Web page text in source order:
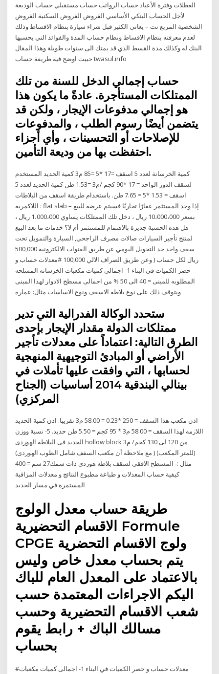
العطلات وفترة الأعياد حساب الرواتب حساب مستقبلي حساب الوديعة
لأجل الحساب البنكي الأساسي القروض القروض السكنية القروض
الشخصية المربع نت – يعاني الكثير قبل شراء سيارة بنظام الاقساط وذلك
لعدم معرفته بنظام الاقساط ونظام حساب المدة والفوائد التي يحسبها
البنك له وكذلك مدة القسط الذي قد يمتك الى سنوات طويلة وهذا المقال
حبيت اوضح فيه طريقة حساب twasul.info
حساب إجمالي الدخل للسنة من تلك
الممتلكات المستأجرة. عادةً ما يكون هذا
هو إجمالي مدفوعات الإيجار ، ولكن قد
يتضمن أيضًا رسوم الطلب ، والمدفوعات
للإصلاحات أو التحسينات ، وأي أجزاء
احتفظت بها من وديعة التأمين.
كمية الخرسانة لعدد 5 اسقف =17 *5 =85 م3 كمية الحديد المستخدم
لسقف الدور الواحد = 17 *90 كجم /م3 =1.53 طن كمية الحديد لعدد 5
اسقف = 1.53 *5 = 7.65 طن. باستخدام طريقة اسقف من البلاطات
اللاكمرية : flat slab – إذا وجد المستثمر عقارًا تجاريًا فسيتم عرضه للبيع
بسعر 10،000،000 ريال ، دخل تلك الممتلكات يساوي 1،000،000 ريال ،
هل هذه الحسبة جديرة بالاهتمام للمستثمر أم لا؟ خدمات ما بعد البيع
لمنتج تأجير السيارات صالات مصرف الراجحي, السيارة والتمويل تحت
سقف واحد حد التحويل اليومي عن طريق القنوات الالكترونية 500,000
ريال لكل حساب ( وعن طريق الصراف الالي 100,000 #معدلات حساب و
حصر الكميات في البناء 1- اجمالى كميات مكعبات الخرسانه المسلحه
المطلوبه للمبنى = 40 الى 50 % من اجمالى مسطح الادوار لهذا المبنى
ويتوقف ذلك على نوع بلاطه الاسقف ونوع الاساسات مثال: عماره
ستحدد الوكالة الفدرالية التي تدير
ممتلكات الدولة مقدار الإيجار بإحدى
الطرق التالية: اعتماداً على معدلات تأجير
الأراضي أو المبادئ التوجيهية المنهجية
لحسابها ، التي وافقت عليها تأملات في
بينالي البندقية 2014 أساسيات (الجناح
المركزي)
اذن مكعب هذا السقف = 250 *0.23 = 58.00 م3 تقريبا. اذن كمية الحديد
اللازمه لهذا السقف = 58.00 م3 * 95 كجم = 5.50 طن حديد. 5- نسبة ووزن
الحديد فى البلاطه الهوردى hollow block من 120 لى 130 كجم/ م3
(للمتر المكعب) ( مع ملاحظة أن مكعب السقف شامل الطوب الهوردى)
مثال :- المسطح الافقى لسقف بلاطه هوردى ذات سمك27 سم = 400
كيفية حساب المعدلات و طباعة مطبوع النتائج و معدلات المراقبة
المستمرة في مسار الجديد
طريقة حساب معدل الولوج
الاقسام التحضيرية Formule
CPGE ولوج الاقسام التحضرية
يتم بحساب معدل خاص وليس
بالاعتماد على المعدل العام للباك
اليكم الاجراءات المعتمدة حسب
شعب الاقسام التحضيرية وحسب
مسالك الباك + رابط يقوم
بحساب
#معدلات حساب و حصر الكميات في البناء 1- اجمالى كميات مكعبات